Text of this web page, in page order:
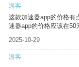
游客
这款加速器app的价格有
速器app的价格应该在50
2025-10-29
游客